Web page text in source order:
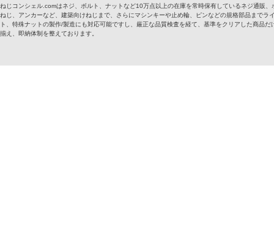
ねじコンシェル.comはネジ、ボルト、ナットなど10万点以上の在庫を常時保有しているネジ通販
ねじ、アンカーなど、建築向けねじまで、さらにマシンキーや止め輪、ピンなどの規格部品まで
ト、特殊ナットの製作/製造にも対応可能ですし、厳正な品質検査を経て、基準をクリアした商品
揃え、即納体制を整えております。